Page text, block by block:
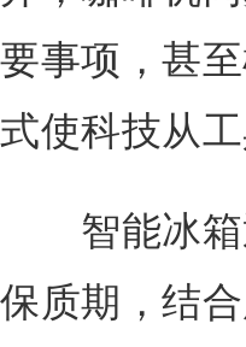
要事项，甚
式使科技从
智能冰箱
保质期，结